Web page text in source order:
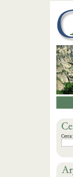
Cerca: